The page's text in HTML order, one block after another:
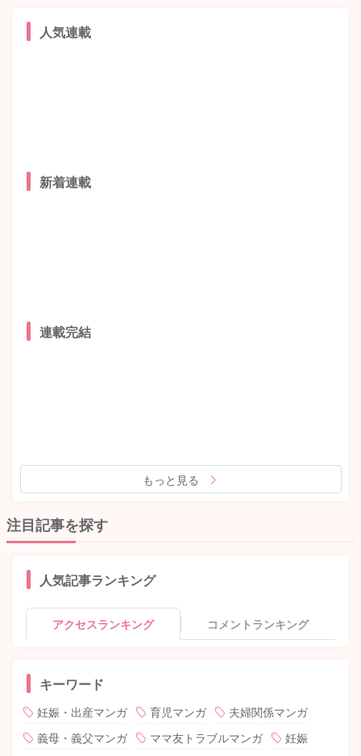
人気連載
新着連載
連載完結
もっと見る
注目記事を探す
人気記事ランキング
アクセスランキング コメントランキング
キーワード
妊娠・出産マンガ 育児マンガ
夫婦関係マンガ
義母・義父マンガ
ママ友トラブルマンガ
妊娠